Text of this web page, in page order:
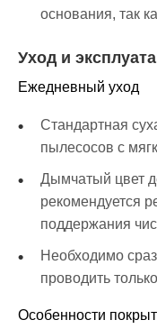
основания, так
Уход и
Ежедневный уход
Стандартная
пылесосов с
Дымчатый цвет
рекомендуется
поддержания
Необходимо
проводить
Особенности